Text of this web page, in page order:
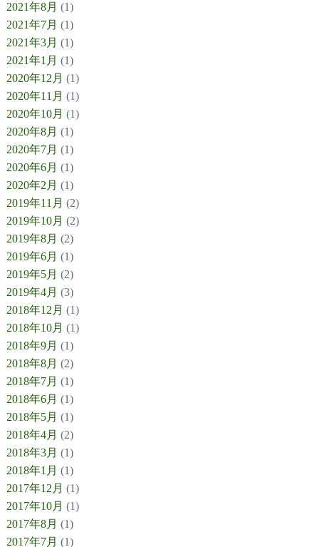
2021年8月 (1)
2021年7月 (1)
2021年3月 (1)
2021年1月 (1)
2020年12月 (1)
2020年11月 (1)
2020年10月 (1)
2020年8月 (1)
2020年7月 (1)
2020年6月 (1)
2020年2月 (1)
2019年11月 (2)
2019年10月 (2)
2019年8月 (2)
2019年6月 (1)
2019年5月 (2)
2019年4月 (3)
2018年12月 (1)
2018年10月 (1)
2018年9月 (1)
2018年8月 (2)
2018年7月 (1)
2018年6月 (1)
2018年5月 (1)
2018年4月 (2)
2018年3月 (1)
2018年1月 (1)
2017年12月 (1)
2017年10月 (1)
2017年8月 (1)
2017年7月 (1)